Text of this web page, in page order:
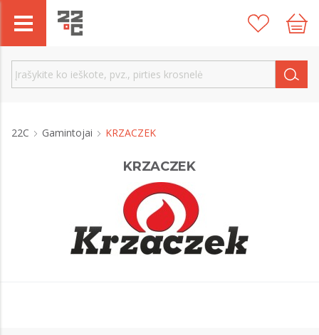
22C Gamintojai KRZACZEK
KRZACZEK